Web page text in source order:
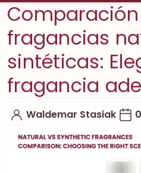
fragancias
sintéticas:
fragancia
Waldemar Stasiak